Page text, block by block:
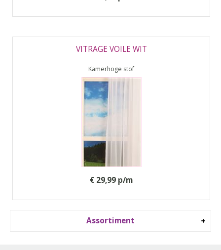
Assortiment
VITRAGE VOILE WIT
Kamerhoge stof
€ 29,99 p/m